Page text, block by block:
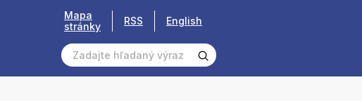
Mapa
stránky
RSS English